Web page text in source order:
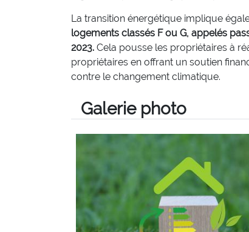
La transition énergétique implique
logements classés F ou G, appelés
2023. Cela pousse les propriétaires à
propriétaires en offrant un soutien
contre le changement climatique.
Galerie photo